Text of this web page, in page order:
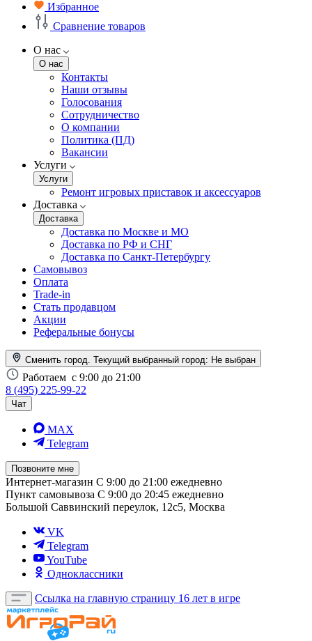
Избранное
Сравнение товаров
О нас
О нас
Контакты
Наши отзывы
Голосования
Сотрудничество
О компании
Политика (ПД)
Вакансии
Услуги
Услуги
Ремонт игровых приставок и аксессуаров
Доставка
Доставка
Доставка по Москве и МО
Доставка по РФ и СНГ
Доставка по Санкт-Петербургу
Самовывоз
Оплата
Trade-in
Стать продавцом
Акции
Реферальные бонусы
Сменить город. Текущий выбранный город: Не выбран
Работаем с 9:00 до 21:00
8 (495) 225-99-22
Чат
MAX
Telegram
Позвоните мне
Интернет-магазин С 9:00 до 21:00 ежедневно
Пункт самовывоза С 9:00 до 20:45 ежедневно
Большой Саввинский переулок, 12с5, Москва
VK
Telegram
YouTube
Одноклассники
Ссылка на главную страницу 16 лет в игре